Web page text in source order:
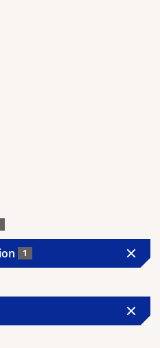
1